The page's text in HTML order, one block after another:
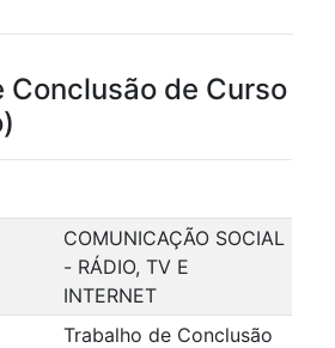
Conclusão de Curso
COMUNICAÇÃO SOCIAL
- RÁDIO, TV E
INTERNET
Trabalho de Conclusão